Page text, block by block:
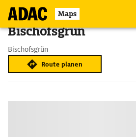
Maps
Bischofsgrün
Bischofsgrün
Route planen